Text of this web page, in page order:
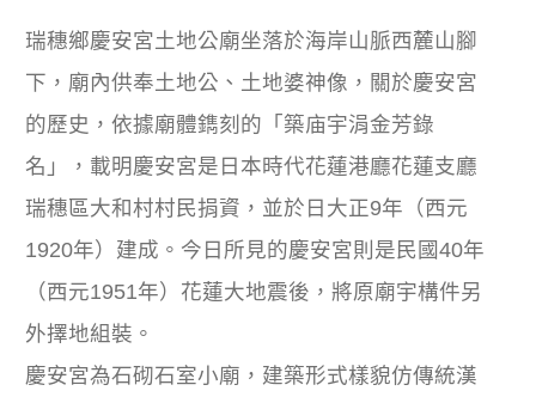
瑞穗鄉慶安宮土地公廟坐落於海岸山脈西麓山腳
下，廟內供奉土地公、土地婆神像，關於慶安宮
的歷史，依據廟體鐫刻的「築庙宇涓金芳錄
名」，載明慶安宮是日本時代花蓮港廳花蓮支廳
瑞穗區大和村村民捐資，並於日大正9年（西元
1920年）建成。今日所見的慶安宮則是民國40年
（西元1951年）花蓮大地震後，將原廟宇構件另
外擇地組裝。
慶安宮為石砌石室小廟，建築形式樣貌仿傳統漢